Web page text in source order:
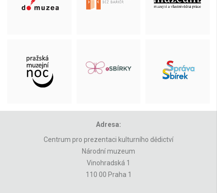
Adresa:
Centrum pro prezentaci kulturního dědictví
Národní muzeum
Vinohradská 1
110 00 Praha 1